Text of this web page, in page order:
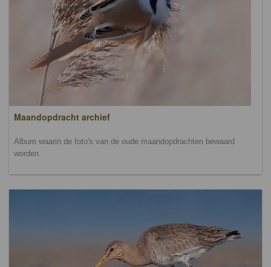
Maandopdracht archief
Album waarin de foto's van de oude maandopdrachten bewaard
worden.